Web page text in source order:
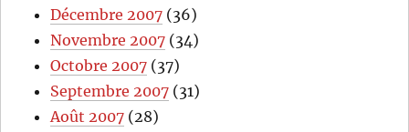
Décembre 2007 (36)
Novembre 2007 (34)
Octobre 2007 (37)
Septembre 2007 (31)
Août 2007 (28)